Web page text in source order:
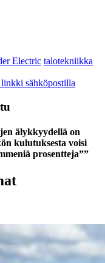
Electric talotekniikka
sähköpostilla
älykkyydellä on
kulutuksesta voisi
prosentteja””